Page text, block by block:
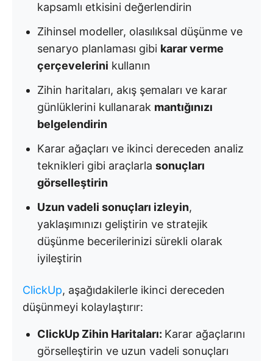
kapsamlı etkisini değerlendirin
Zihinsel modeller, olasılıksal düşünme ve
senaryo planlaması gibi karar verme
çerçevelerini kullanın
Zihin haritaları, akış şemaları ve karar
günlüklerini kullanarak mantığınızı
belgelendirin
Karar ağaçları ve ikinci dereceden analiz
teknikleri gibi araçlarla sonuçları
görselleştirin
Uzun vadeli sonuçları izleyin,
yaklaşımınızı geliştirin ve stratejik
düşünme becerilerinizi sürekli olarak
iyileştirin
ClickUp, aşağıdakilerle ikinci dereceden
düşünmeyi kolaylaştırır:
ClickUp Zihin Haritaları: Karar ağaçlarını
görselleştirin ve uzun vadeli sonuçları